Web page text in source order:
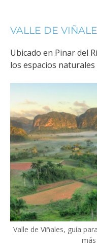
VALLE DE
Ubicado en Pinar del
los espacios
Valle de Viñales, guía